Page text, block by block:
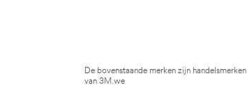
De bovenstaande merken zijn handelsmerken
van 3M.we